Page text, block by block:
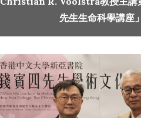
先生生命科學講座」